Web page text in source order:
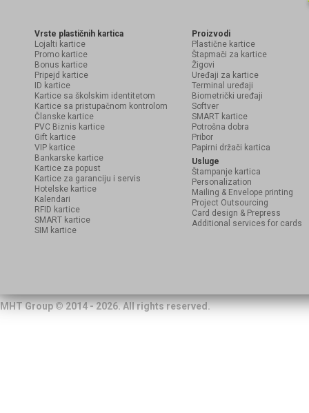
Vrste plastičnih kartica
Lojalti kartice
Promo kartice
Bonus kartice
Pripejd kartice
ID kartice
Kartice sa školskim identitetom
Kartice sa pristupačnom kontrolom
Članske kartice
PVC Biznis kartice
Gift kartice
VIP kartice
Bankarske kartice
Kartice za popust
Kartice za garanciju i servis
Hotelske kartice
Kalendari
RFID kartice
SMART kartice
SIM kartice
Proizvodi
Plastične kartice
Štapmači za kartice
Žigovi
Uređaji za kartice
Terminal uređaji
Biometrički uređaji
Softver
SMART kartice
Potrošna dobra
Pribor
Papirni držači kartica
Usluge
Štampanje kartica
Personalization
Mailing & Envelope printing
Project Outsourcing
Card design & Prepress
Additional services for cards
MHT Group © 2014 - 2026. All rights reserved.